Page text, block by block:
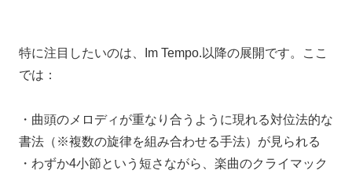
特に注目したいのは、Im Tempo.以降の展開です。ここ
では：
・曲頭のメロディが重なり合うように現れる対位法的な
書法（※複数の旋律を組み合わせる手法）が見られる
・わずか4小節という短さながら、楽曲のクライマック